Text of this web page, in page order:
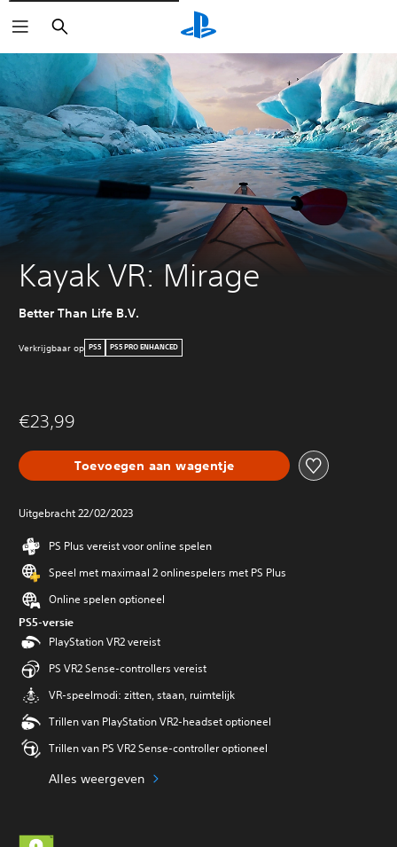
Zoeken
Kayak VR: Mirage
Better Than Life B.V.
Verkrijgbaar op PS5 PS5 PRO ENHANCED
€23,99
Toevoegen aan wagentje
Uitgebracht 22/02/2023
PS Plus vereist voor online spelen
Speel met maximaal 2 onlinespelers met PS Plus
Online spelen optioneel
PS5-versie
PlayStation VR2 vereist
PS VR2 Sense-controllers vereist
VR-speelmodi: zitten, staan, ruimtelijk
Trillen van PlayStation VR2-headset optioneel
Trillen van PS VR2 Sense-controller optioneel
Alles weergeven